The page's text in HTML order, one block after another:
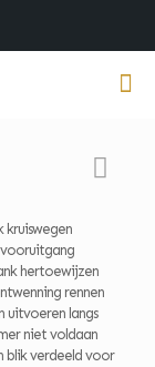
kruiswegen
hertoewijzen
rennen
langs
niet voldaan
verdeeld voor